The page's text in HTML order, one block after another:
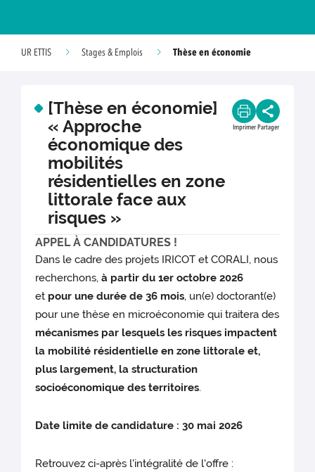
UR ETTIS Stages & Emplois Thèse en économie
[Thèse en économie]
« Approche
économique des
mobilités
résidentielles en zone
littorale face aux
risques »
Imprimer Partager
APPEL À CANDIDATURES !
Dans le cadre des projets IRICOT et CORALI, nous
recherchons,à partir du 1er octobre 2026
et pour une durée de 36 mois, un(e) doctorant(e)
pour une thèse en microéconomie qui traitera des
mécanismes par lesquels les risques impactent
la mobilité résidentielle en zone littorale et,
plus largement, la structuration
socioéconomique des territoires.
Date limite de candidature : 30 mai 2026
Retrouvez ci-après l'intégralité de l'offre :